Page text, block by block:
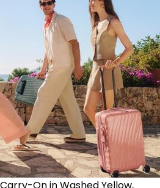
On in Washed Yellow,